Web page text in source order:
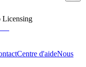
Licensing
Centre d'aideNous